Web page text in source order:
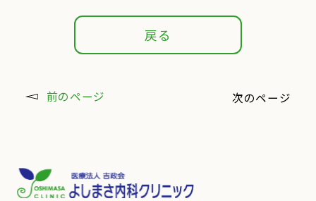
前のページ
戻る
次のページ